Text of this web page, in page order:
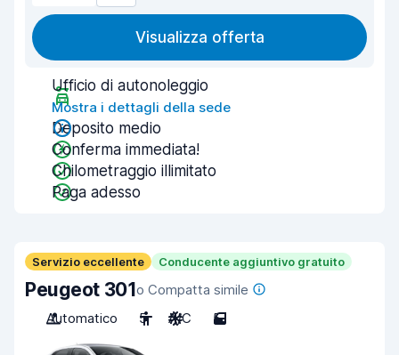
Visualizza offerta
Ufficio di autonoleggio
Mostra i dettagli della sede
Deposito medio
Conferma immediata!
Chilometraggio illimitato
Paga adesso
Servizio eccellente Conducente aggiuntivo gratuito
Peugeot 301o Compatta simile
Automatico
5 A/C 5